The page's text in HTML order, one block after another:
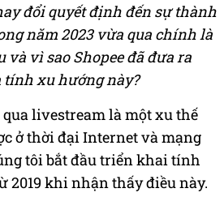
đổi quyết định đến sự thành
năm 2023 vừa qua chính là
và vì sao Shopee đã đưa ra
tính xu hướng này?
livestream là một xu thế
ở thời đại Internet và mạng
tôi bắt đầu triển khai tính
2019 khi nhận thấy điều này.